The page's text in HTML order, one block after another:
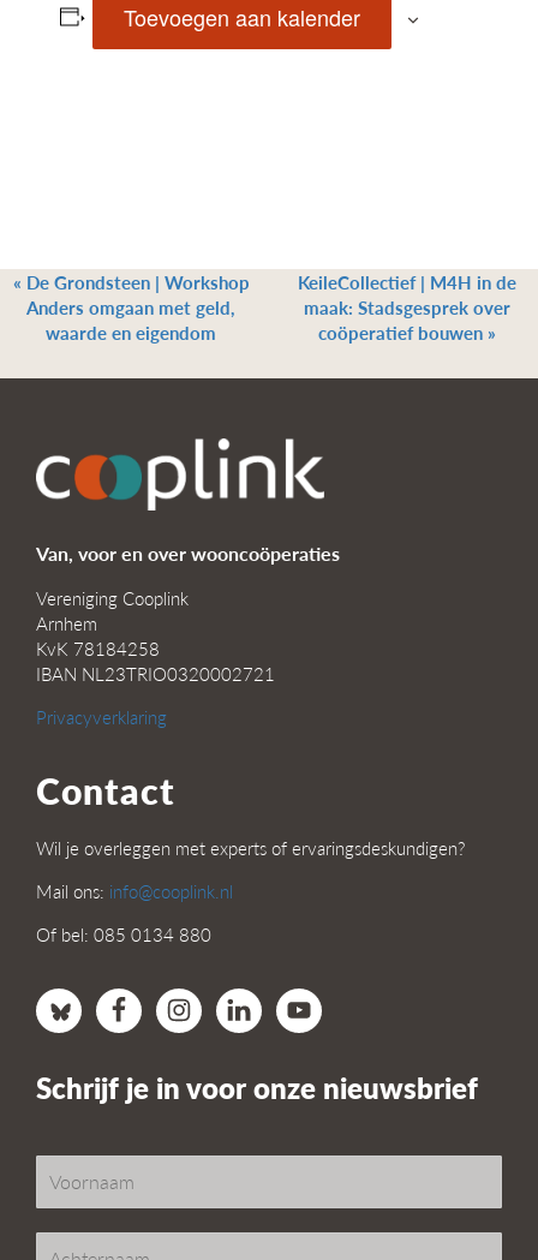
Toevoegen aan kalender
« De Grondsteen | Workshop
Anders omgaan met geld,
waarde en eigendom
KeileCollectief | M4H in de
maak: Stadsgesprek over
coöperatief bouwen »
Van, voor en over wooncoöperaties
Vereniging Cooplink
Arnhem
KvK 78184258
IBAN NL23TRIO0320002721
Privacyverklaring
Contact
Wil je overleggen met experts of ervaringsdeskundigen?
Mail ons: info@cooplink.nl
Of bel: 085 0134 880
Schrijf je in voor onze nieuwsbrief